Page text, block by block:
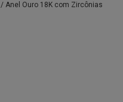
/ Anel Ouro 18K com Zircônias